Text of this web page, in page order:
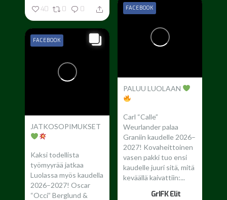
40 0 0
PALUU LUOLAAN
Carl “Calle”
Weurlander palaa
Graniin kaudelle 2026–
2027! Kovaheittoinen
vasen pakki tuo ensi
kaudelle juuri sitä, mitä
keväällä kaivattiin:...
GrIFK Elit
FACEBOOK
JATKOSOPIMUKSET
Kaksi todellista
työmyyrää jatkaa
Luolassa myös kaudella
2026–2027! Oscar
“Occi” Berglund &
FACEBOOK